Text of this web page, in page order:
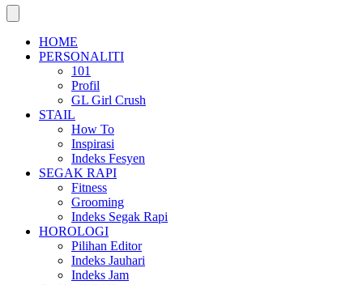
HOME
PERSONALITI
101
Profil
GL Girl Crush
STAIL
How To
Inspirasi
Indeks Fesyen
SEGAK RAPI
Fitness
Grooming
Indeks Segak Rapi
HOROLOGI
Pilihan Editor
Indeks Jauhari
Indeks Jam